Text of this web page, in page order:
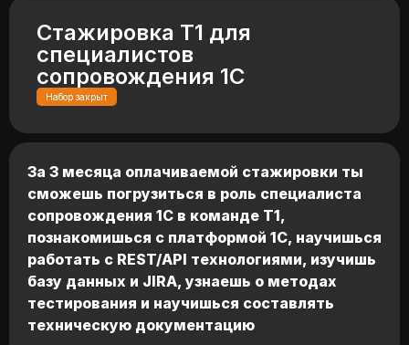
Стажировка Т1 для
специалистов
сопровождения 1С
Набор закрыт
За 3 месяца оплачиваемой стажировки ты
сможешь погрузиться в роль специалиста
сопровождения 1С в команде Т1,
познакомишься с платформой 1С, научишься
работать с REST/API технологиями, изучишь
базу данных и JIRA, узнаешь о методах
тестирования и научишься составлять
техническую документацию